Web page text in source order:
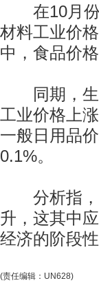
在10月份
材料工业价
中，食品价
同期，生
工业价格上
一般日用品
0.1%。
分析指，
升，这其中
经济的阶段性
(责任编辑：UN628)